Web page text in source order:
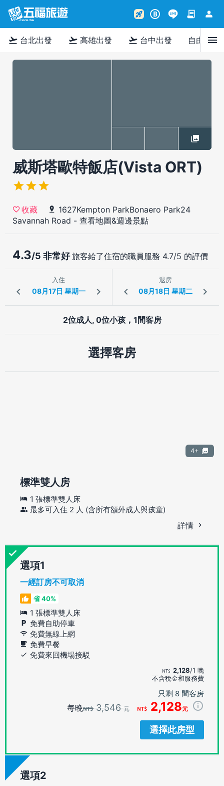
rocket_launch B contract person
flight_takeoff 台北出發 flight_takeoff 高雄出發 flight_takeoff 台中出發 自由行menu
威斯塔歐特飯店(Vista ORT)
收藏
1627Kempton ParkBonaero Park24
Savannah Road - 查看地圖&週邊景點
4.3/5 非常好旅客給了住宿的職員服務 4.7/5 的評價
入住 退房
2位成人, 0位小孩，1間客房
選擇客房
4+
標準雙人房
1 張標準雙人床
最多可入住 2 人 (含所有額外成人與孩童)
詳情
選項
一經訂房不可取消
省 40%
1 張標準雙人床
免費自助停車
免費無線上網
免費早餐
免費來回機場接駁
2,128/1 晚
不含稅金和服務費
只剩 8 間客房
每晚 3,546元 2,128元
選擇此房型
選項